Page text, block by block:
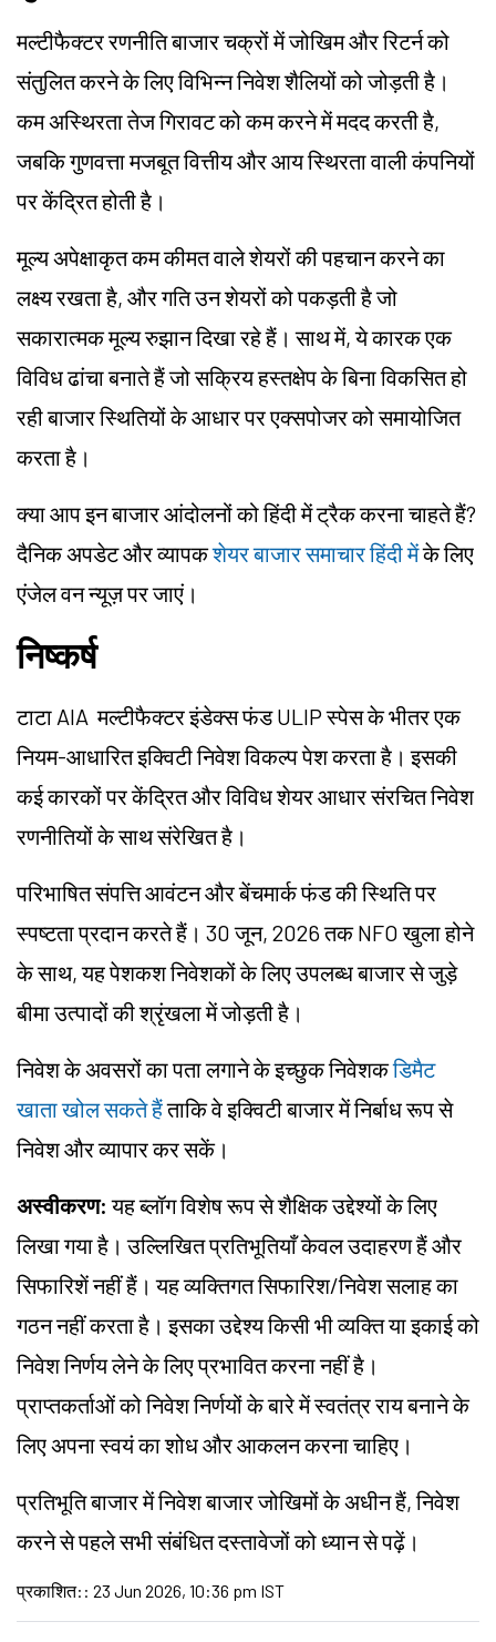
मल्टीफैक्टर रणनीति बाजार चक्रों में जोखिम और रिटर्न को
संतुलित करने के लिए विभिन्न निवेश शैलियों को जोड़ती है।
कम अस्थिरता तेज गिरावट को कम करने में मदद करती है,
जबकि गुणवत्ता मजबूत वित्तीय और आय स्थिरता वाली कंपनियों
पर केंद्रित होती है।
मूल्य अपेक्षाकृत कम कीमत वाले शेयरों की पहचान करने का
लक्ष्य रखता है, और गति उन शेयरों को पकड़ती है जो
सकारात्मक मूल्य रुझान दिखा रहे हैं। साथ में, ये कारक एक
विविध ढांचा बनाते हैं जो सक्रिय हस्तक्षेप के बिना विकसित हो
रही बाजार स्थितियों के आधार पर एक्सपोजर को समायोजित
करता है।
क्या आप इन बाजार आंदोलनों को हिंदी में ट्रैक करना चाहते हैं?
दैनिक अपडेट और व्यापकशेयर बाजार समाचार हिंदी मेंके लिए
एंजेल वन न्यूज़ पर जाएं।
निष्कर्ष
टाटा AIA मल्टीफैक्टर इंडेक्स फंड ULIP स्पेस के भीतर एक
नियम-आधारित इक्विटी निवेश विकल्प पेश करता है। इसकी
कई कारकों पर केंद्रित और विविध शेयर आधार संरचित निवेश
रणनीतियों के साथ संरेखित है।
परिभाषित संपत्ति आवंटन और बेंचमार्क फंड की स्थिति पर
स्पष्टता प्रदान करते हैं। 30 जून, 2026 तक NFO खुला होने
के साथ, यह पेशकश निवेशकों के लिए उपलब्ध बाजार से जुड़े
बीमा उत्पादों की श्रृंखला में जोड़ती है।
निवेश के अवसरों का पता लगाने के इच्छुक निवेशकडिमैट
खाता खोल सकते हैंताकि वे इक्विटी बाजार में निर्बाध रूप से
निवेश और व्यापार कर सकें।
अस्वीकरण: यह ब्लॉग विशेष रूप से शैक्षिक उद्देश्यों के लिए
लिखा गया है। उल्लिखित प्रतिभूतियाँ केवल उदाहरण हैं और
सिफारिशें नहीं हैं। यह व्यक्तिगत सिफारिश/निवेश सलाह का
गठन नहीं करता है। इसका उद्देश्य किसी भी व्यक्ति या इकाई को
निवेश निर्णय लेने के लिए प्रभावित करना नहीं है।
प्राप्तकर्ताओं को निवेश निर्णयों के बारे में स्वतंत्र राय बनाने के
लिए अपना स्वयं का शोध और आकलन करना चाहिए।
प्रतिभूति बाजार में निवेश बाजार जोखिमों के अधीन हैं, निवेश
करने से पहले सभी संबंधित दस्तावेजों को ध्यान से पढ़ें।
प्रकाशित: : 23 Jun 2026, 10:36 pm IST